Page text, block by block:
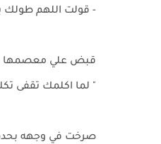
- قولت اللهم طولك
قبض علي معصمها
" لما اكلمك تقفى
صرخت في وجهه